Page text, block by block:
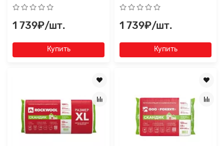
1 739₽/шт.
Купить
1 739₽/шт.
Купить
файл